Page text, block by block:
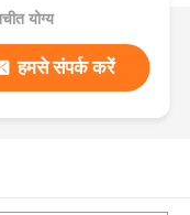
योग्य
हमसे संपर्क करें